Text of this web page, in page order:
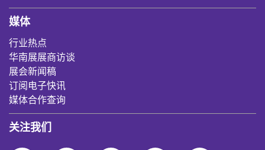
媒体
行业热点
华南展展商访谈
展会新闻稿
订阅电子快讯
媒体合作查询
关注我们